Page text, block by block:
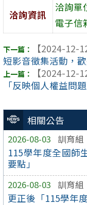
相關公告
2026-08-03 訓育組
115學年度全國師
要點」
2026-08-03 訓育組
更正後「115學年
洽詢資訊
洽詢單
電子信
【2024-12-
短影音徵集活動，
【2024-12-
「反映個人權益問